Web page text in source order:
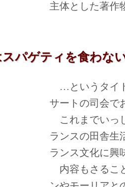
主体とした著作
パゲティを食わな
…というタイ
サートの司会で
これまでいっ
ランスの田舎生
ランス文化に興
内容もさるこ